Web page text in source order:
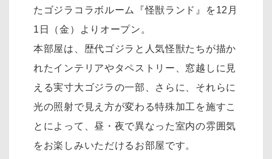
たゴジラコラボルーム『怪獣ランド』を12月
1日（金）よりオープン。
本部屋は、歴代ゴジラと人気怪獣たちが描か
れたインテリアやタペストリー、窓越しに見
える実寸大ゴジラの一部、さらに、それらに
光の照射で見え方が変わる特殊加工を施すこ
とによって、昼・夜で異なった室内の雰囲気
をお楽しみいただけるお部屋です。